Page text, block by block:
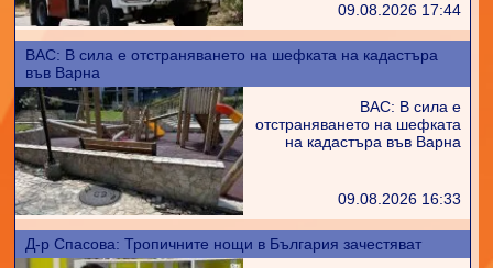
09.08.2026 17:44
ВАС: В сила е отстраняването на шефката на кадастъра
във Варна
ВАС: В сила е
отстраняването на шефката
на кадастъра във Варна
09.08.2026 16:33
Д-р Спасова: Тропичните нощи в България зачестяват